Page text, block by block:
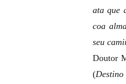
ata que
coa
seu
Doutor
(Destino